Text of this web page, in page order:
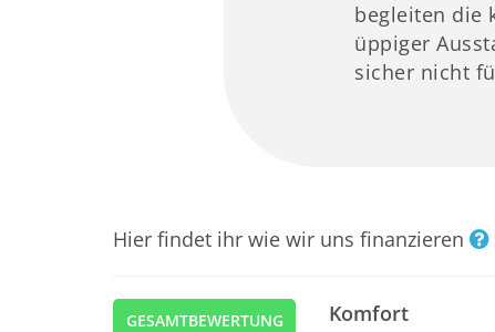
begleiten die
üppiger
sicher nicht
Hier findet ihr wie wir uns finanzieren
GESAMTBEWERTUNG Komfort